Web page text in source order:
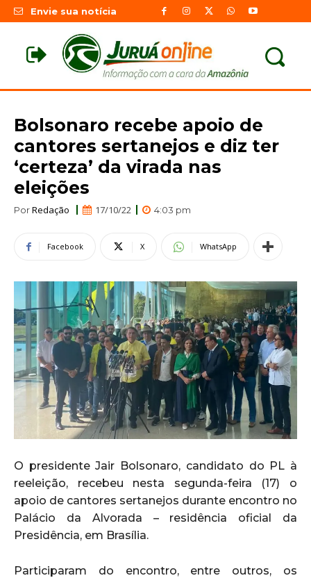
Envie sua notícia
Bolsonaro recebe apoio de
cantores sertanejos e diz ter
‘certeza’ da virada nas
eleições
PorRedação 17/10/22 4:03 pm
Facebook X WhatsApp
O presidente Jair Bolsonaro, candidato do PL à
reeleição, recebeu nesta segunda-feira (17) o
apoio de cantores sertanejos durante encontro no
Palácio da Alvorada – residência oficial da
Presidência, em Brasília.
Participaram do encontro, entre outros, os